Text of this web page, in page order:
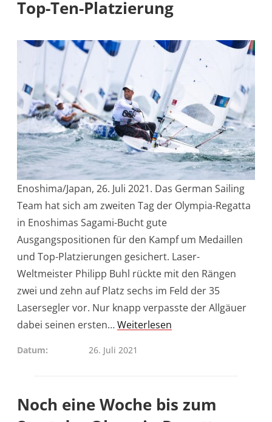
Top-Ten-Platzierung
Enoshima/Japan, 26. Juli 2021. Das German Sailing
Team hat sich am zweiten Tag der Olympia-Regatta
in Enoshimas Sagami-Bucht gute
Ausgangspositionen für den Kampf um Medaillen
und Top-Platzierungen gesichert. Laser-
Weltmeister Philipp Buhl rückte mit den Rängen
zwei und zehn auf Platz sechs im Feld der 35
Lasersegler vor. Nur knapp verpasste der Allgäuer
dabei seinen ersten…Weiterlesen
Datum 26. Juli 2021
Noch eine Woche bis zum